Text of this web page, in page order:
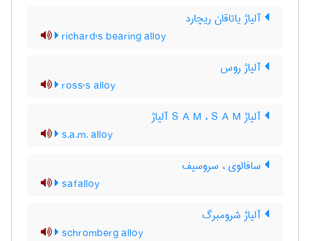
آلیاژ یاتاقان ریچارد
richard's bearing alloy
آلیاژ روس
ross's alloy
آلیاژ S A M ، S A M آلیاژ
s.a.m. alloy
سافالوی ، سروسیف
safalloy
آلیاژ شرومبرگ
schromberg alloy